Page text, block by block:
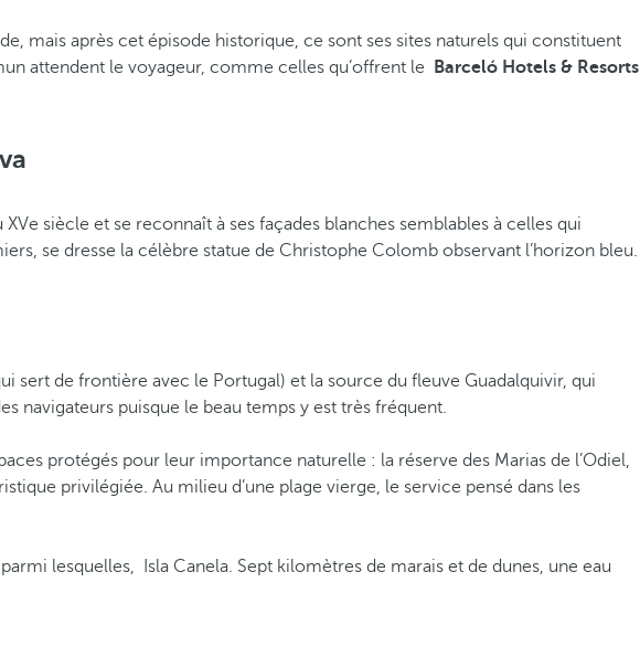
mais après cet épisode historique, ce sont ses sites naturels qui constituent
attendent le voyageur, comme celles qu’offrent le
Barceló Hotels & Resorts
XVe siècle et se reconnaît à ses façades blanches semblables à celles qui
se dresse la célèbre statue de Christophe Colomb observant l’horizon bleu.
sert de frontière avec le Portugal) et la source du fleuve Guadalquivir, qui
navigateurs puisque le beau temps y est très fréquent.
protégés pour leur importance naturelle : la réserve des Marias de l’Odiel,
privilégiée. Au milieu d’une plage vierge, le service pensé dans les
lesquelles, Isla Canela. Sept kilomètres de marais et de dunes, une eau